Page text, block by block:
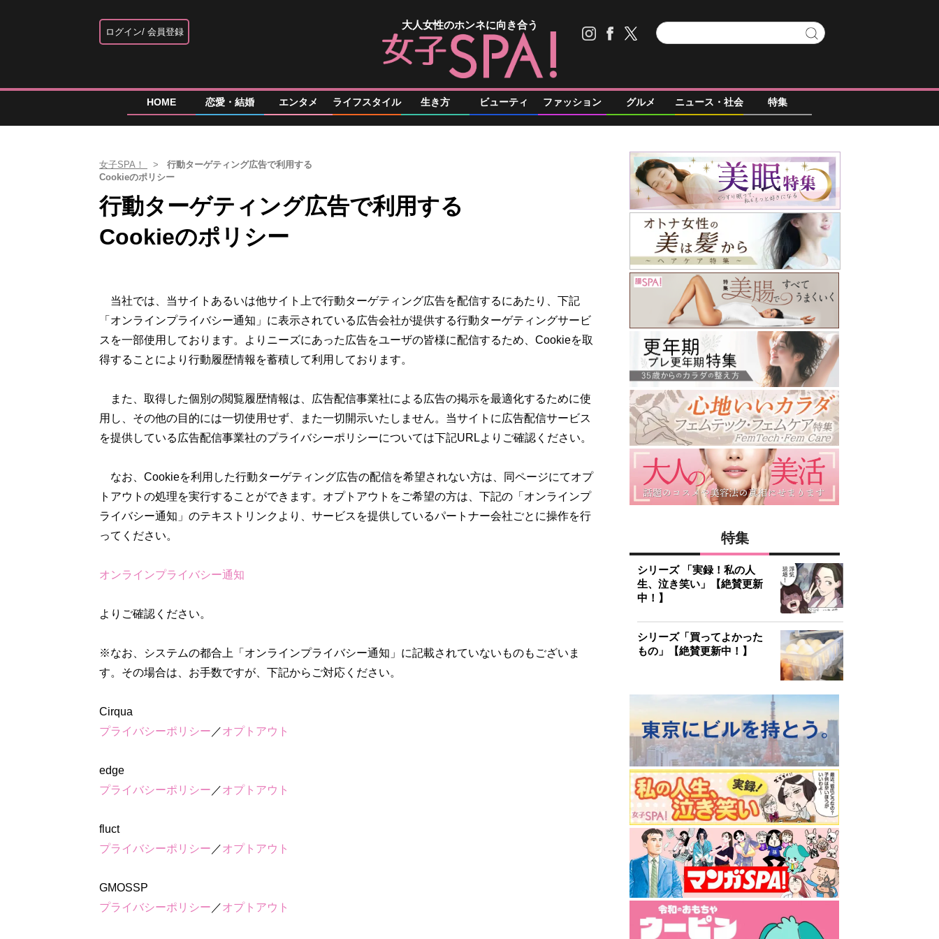
ログイン 会員登録
大人女性のホンネに向き合う
HOME 恋愛・結婚 エンタメ ライフスタイル 生き方 ビューティ ファッション グルメ ニュース・社会 特集
女子SPA！
行動ターゲティング広告で利用する
Cookieのポリシー
行動ターゲティング広告で利用する
Cookieのポリシー
当社では、当サイトあるいは他サイト上で行動ターゲティング広告を配信するにあたり、下記
「オンラインプライバシー通知」に表示されている広告会社が提供する行動ターゲティングサービ
スを一部使用しております。よりニーズにあった広告をユーザの皆様に配信するため、Cookieを取
得することにより行動履歴情報を蓄積して利用しております。
また、取得した個別の閲覧履歴情報は、広告配信事業社による広告の掲示を最適化するために使
用し、その他の目的には一切使用せず、また一切開示いたしません。当サイトに広告配信サービス
を提供している広告配信事業社のプライバシーポリシーについては下記URLよりご確認ください。
なお、Cookieを利用した行動ターゲティング広告の配信を希望されない方は、同ページにてオプ
トアウトの処理を実行することができます。オプトアウトをご希望の方は、下記の「オンラインプ
ライバシー通知」のテキストリンクより、サービスを提供しているパートナー会社ごとに操作を行
ってください。
オンラインプライバシー通知
よりご確認ください。
※なお、システムの都合上「オンラインプライバシー通知」に記載されていないものもございま
す。その場合は、お手数ですが、下記からご対応ください。
プライバシーポリシー ／オプトアウト
プライバシーポリシー ／オプトアウト
プライバシーポリシー ／オプトアウト
プライバシーポリシー ／オプトアウト
特集
シリーズ 「実録！私の人
生、泣き笑い」【絶賛更新
中！】
シリーズ「買ってよかった
もの」【絶賛更新中！】